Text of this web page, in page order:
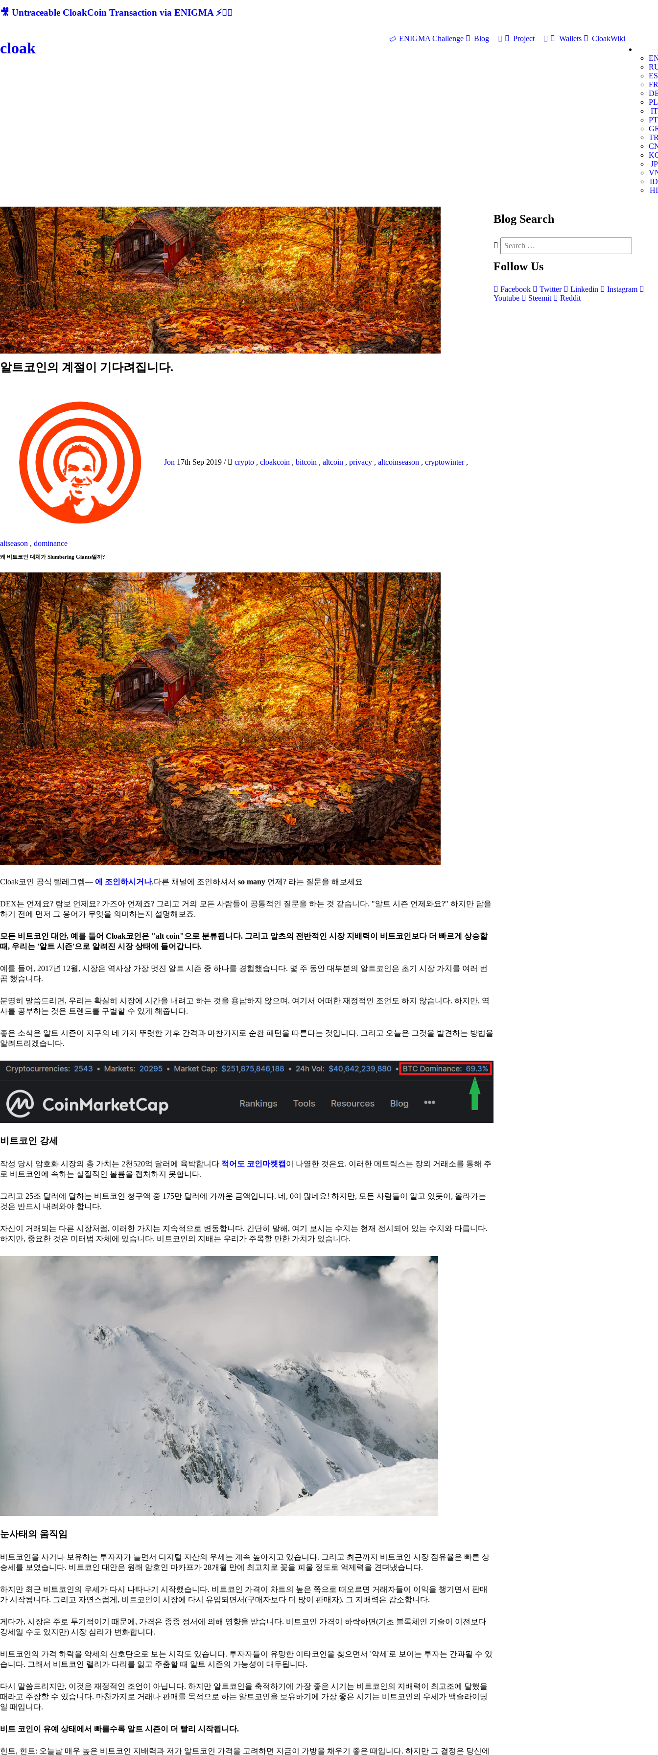
🎥 Untraceable CloakCoin Transaction via ENIGMA ⚡🕵‍♂
cloak
ENIGMA Challenge Blog Project Wallets
CloakWiki
ES
FR
PL
IT
PT
JP
ID
HI
알트코인의 계절이 기다려집니다.
Jon 17th Sep 2019 / crypto , cloakcoin , bitcoin , altcoin , privacy , altcoinseason , cryptowinter,
altseason , dominance
왜 비트코인 대체가 Slumbering Giants일까?
Cloak코인 공식 텔레그렘— 에 조인하시거나,다른 채널에 조인하셔서 so many 언제? 라는 질문을 해보세요
DEX는 언제요? 람보 언제요? 가즈아 언제죠? 그리고 거의 모든 사람들이 공통적인 질문을 하는 것 같습니다. "알트 시즌 언제와요?" 하지만 답을
하기 전에 먼저 그 용어가 무엇을 의미하는지 설명해보죠.
모든 비트코인 대안, 예를 들어 Cloak코인은 "alt coin"으로 분류됩니다. 그리고 알츠의 전반적인 시장 지배력이 비트코인보다 더 빠르게 상승할
때, 우리는 '알트 시즌'으로 알려진 시장 상태에 들어갑니다.
예를 들어, 2017년 12월, 시장은 역사상 가장 멋진 알트 시즌 중 하나를 경험했습니다. 몇 주 동안 대부분의 알트코인은 초기 시장 가치를 여러 번
곱 했습니다.
분명히 말씀드리면, 우리는 확실히 시장에 시간을 내려고 하는 것을 용납하지 않으며, 여기서 어떠한 재정적인 조언도 하지 않습니다. 하지만, 역
사를 공부하는 것은 트렌드를 구별할 수 있게 해줍니다.
좋은 소식은 알트 시즌이 지구의 네 가지 뚜렷한 기후 간격과 마찬가지로 순환 패턴을 따른다는 것입니다. 그리고 오늘은 그것을 발견하는 방법을
알려드리겠습니다.
비트코인 강세
작성 당시 암호화 시장의 총 가치는 2천520억 달러에 육박합니다 적어도 코인마켓캡 이 나열한 것은요. 이러한 메트릭스는 장외 거래소를 통해 주
로 비트코인에 속하는 실질적인 볼륨을 캡처하지 못합니다.
그리고 25조 달러에 달하는 비트코인 청구액 중 175만 달러에 가까운 금액입니다. 네, 0이 많네요! 하지만, 모든 사람들이 알고 있듯이, 올라가는
것은 반드시 내려와야 합니다.
자산이 거래되는 다른 시장처럼, 이러한 가치는 지속적으로 변동합니다. 간단히 말해, 여기 보시는 수치는 현재 전시되어 있는 수치와 다릅니다.
하지만, 중요한 것은 미터법 자체에 있습니다. 비트코인의 지배는 우리가 주목할 만한 가치가 있습니다.
눈사태의 움직임
비트코인을 사거나 보유하는 투자자가 늘면서 디지털 자산의 우세는 계속 높아지고 있습니다. 그리고 최근까지 비트코인 시장 점유율은 빠른 상
승세를 보였습니다. 비트코인 대안은 원래 암호인 마카프가 28개월 만에 최고치로 꽃을 피울 정도로 억제력을 견뎌냈습니다.
하지만 최근 비트코인의 우세가 다시 나타나기 시작했습니다. 비트코인 가격이 차트의 높은 쪽으로 떠오르면 거래자들이 이익을 챙기면서 판매
가 시작됩니다. 그리고 자연스럽게, 비트코인이 시장에 다시 유입되면서(구매자보다 더 많이 판매자), 그 지배력은 감소합니다.
게다가, 시장은 주로 투기적이기 때문에, 가격은 종종 정서에 의해 영향을 받습니다. 비트코인 가격이 하락하면(기초 블록체인 기술이 이전보다
강세일 수도 있지만) 시장 심리가 변화합니다.
비트코인의 가격 하락을 약세의 신호탄으로 보는 시각도 있습니다. 투자자들이 유망한 이타코인을 찾으면서 '약세'로 보이는 투자는 간과될 수 있
습니다. 그래서 비트코인 랠리가 다리를 잃고 주춤할 때 알트 시즌의 가능성이 대두됩니다.
다시 말씀드리지만, 이것은 재정적인 조언이 아닙니다. 하지만 알트코인을 축적하기에 가장 좋은 시기는 비트코인의 지배력이 최고조에 달했을
때라고 주장할 수 있습니다. 마찬가지로 거래나 판매를 목적으로 하는 알트코인을 보유하기에 가장 좋은 시기는 비트코인의 우세가 백슬라이딩
일 때입니다.
비트 코인이 유예 상태에서 빠를수록 알트 시즌이 더 빨리 시작됩니다.
힌트, 힌트: 오늘날 매우 높은 비트코인 지배력과 저가 알트코인 가격을 고려하면 지금이 가방을 채우기 좋은 때입니다. 하지만 그 결정은 당신에
Blog Search
Follow Us
Facebook Twitter Linkedin
Instagram
Youtube
Steemit Reddit